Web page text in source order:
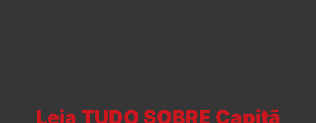
Leia TUDO SOBRE Capitã